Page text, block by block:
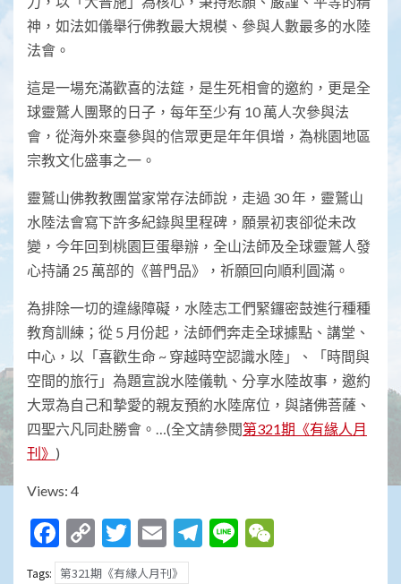
神，如法如儀舉行佛教最大規模、參與人數最多的水陸
法會。
這是一場充滿歡喜的法筵，是生死相會的邀約，更是全
球靈鷲人團聚的日子，每年至少有 10 萬人次參與法
會，從海外來臺參與的信眾更是年年俱增，為桃園地區
宗教文化盛事之一。
靈鷲山佛教教團當家常存法師說，走過 30 年，靈鷲山
水陸法會寫下許多紀錄與里程碑，願景初衷卻從未改
變，今年回到桃園巨蛋舉辦，全山法師及全球靈鷲人發
心持誦 25 萬部的《普門品》，祈願回向順利圓滿。
為排除一切的違緣障礙，水陸志工們緊鑼密鼓進行種種
教育訓練；從 5 月份起，法師們奔走全球據點、講堂、
中心，以「喜歡生命 ~ 穿越時空認識水陸」、「時間與
空間的旅行」為題宣說水陸儀軌、分享水陸故事，邀約
大眾為自己和摯愛的親友預約水陸席位，與諸佛菩薩、
四聖六凡同赴勝會。…(全文請參閱第321期《有緣人月
刊》 )
Views: 4
Facebook
Copy
Link
Twitter
EmailTelegram
Line
Tags: 第321期《有緣人月刊》